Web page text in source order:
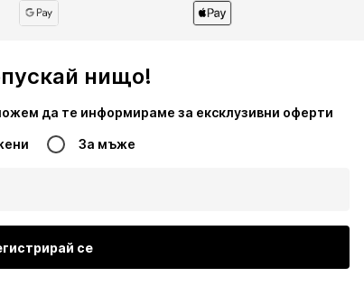
нищо!
да те информираме за ексклузивни оферти
За мъже
се